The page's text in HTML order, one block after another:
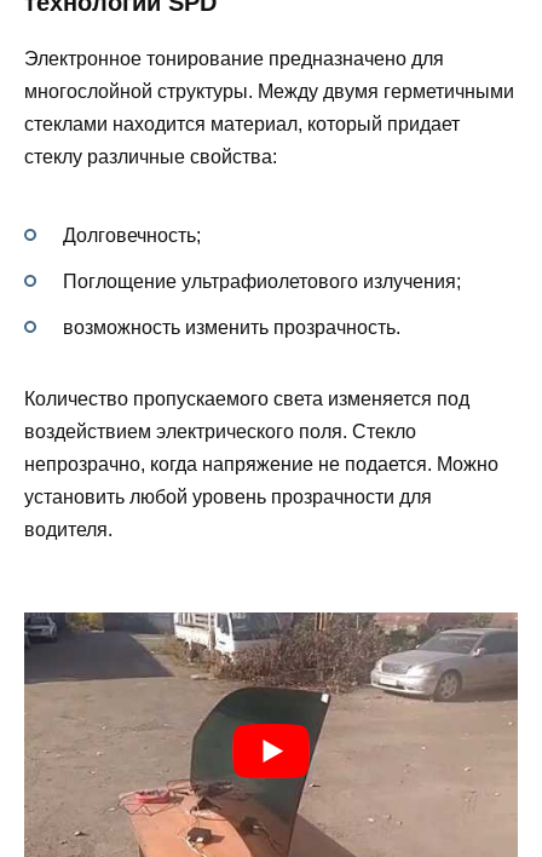
Электронное тонирование предназначено для
многослойной структуры. Между двумя герметичными
стеклами находится материал, который придает
стеклу различные свойства:
Долговечность;
Поглощение ультрафиолетового излучения;
возможность изменить прозрачность.
Количество пропускаемого света изменяется под
воздействием электрического поля. Стекло
непрозрачно, когда напряжение не подается. Можно
установить любой уровень прозрачности для
водителя.